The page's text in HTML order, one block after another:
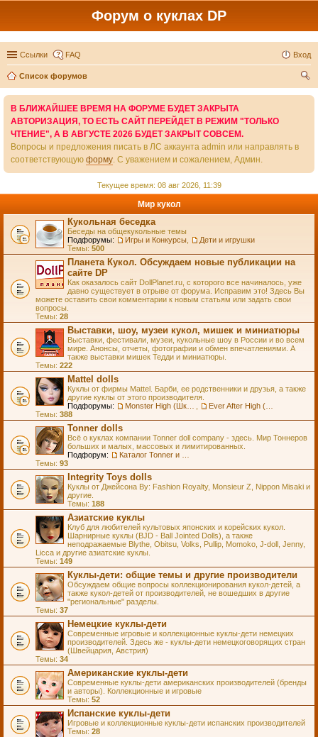
Форум о куклах DP
Ссылки FAQ Вход
Список форумов
В БЛИЖАЙШЕЕ ВРЕМЯ НА ФОРУМЕ БУДЕТ ЗАКРЫТА
АВТОРИЗАЦИЯ, ТО ЕСТЬ САЙТ ПЕРЕЙДЕТ В РЕЖИМ "ТОЛЬКО
ЧТЕНИЕ", А В АВГУСТЕ 2026 БУДЕТ ЗАКРЫТ СОВСЕМ.
Вопросы и предложения писать в ЛС аккаунта admin или направлять в
соответствующую форму. С уважением и сожалением, Админ.
Текущее время: 08 авг 2026, 11:39
Мир кукол
Кукольная беседка
Беседы на общекукольные темы
Подфорумы:
Игры и Конкурсы
Дети и игрушки
Темы: 500
Планета Кукол. Обсуждаем новые публикации на
сайте DP
Как оказалось сайт DollPlanet.ru, с которого все начиналось, уже
давно существует в отрыве от форума. Исправим это! Здесь Вы
можете оставить свои комментарии к новым статьям или задать свои
вопросы.
Темы: 28
Выставки, шоу, музеи кукол, мишек и миниатюры
Выставки, фестивали, музеи, кукольные шоу в России и во всем
мире. Анонсы, отчеты, фотографии и обмен впечатлениями. А
также выставки мишек Тедди и миниатюры.
Темы: 222
Mattel dolls
Куклы от фирмы Mattel. Барби, ее родственники и друзья, а также
другие куклы от этого производителя.
Подфорумы:
Темы: 388
Tonner dolls
Всё о куклах компании Tonner doll company - здесь. Мир Тоннеров
больших и малых, массовых и лимитированных.
Подфорум:
Темы: 93
Integrity Toys dolls
Куклы от Джейсона Ву: Fashion Royalty, Monsieur Z, Nippon Misaki и
другие.
Темы: 188
Азиатские куклы
Клуб для любителей культовых японских и корейских кукол.
Шарнирные куклы (BJD - Ball Jointed Dolls), а также
неподражаемые Blythe, Obitsu, Volks, Pullip, Momoko, J-doll, Jenny,
Licca и другие азиатские куклы.
Темы: 149
Куклы-дети: общие темы и другие производители
Обсуждаем общие вопросы коллекционирования кукол-детей, а
также кукол-детей от производителей, не вошедших в другие
"региональные" разделы.
Темы: 37
Немецкие куклы-дети
Современные игровые и коллекционные куклы-дети немецких
производителей. Здесь же - куклы-дети немецкоговорящих стран
(Швейцария, Австрия)
Темы: 34
Американские куклы-дети
Современные куклы-дети американских производителей (бренды
и авторы). Коллекционные и игровые
Темы: 52
Испанские куклы-дети
Игровые и коллекционные куклы-дети испанских производителей
Темы: 28